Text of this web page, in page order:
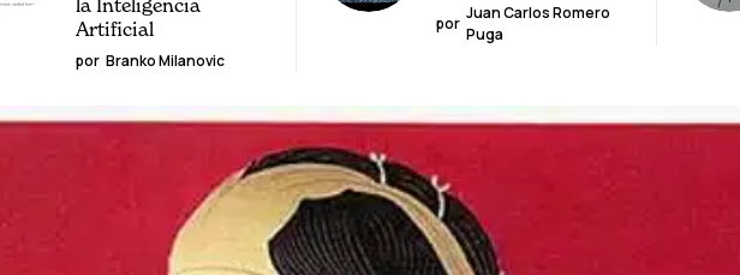
la Inteligencia
Artificial
por Branko Milanovic
por
Juan Carlos Romero
Puga